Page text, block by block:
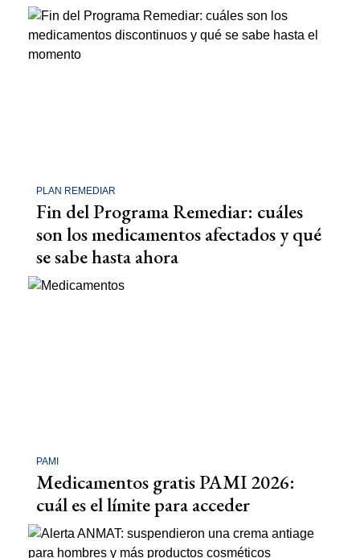
PLAN REMEDIAR
Fin del Programa Remediar: cuáles
son los medicamentos afectados y qué
se sabe hasta ahora
PAMI
Medicamentos gratis PAMI 2026:
cuál es el límite para acceder